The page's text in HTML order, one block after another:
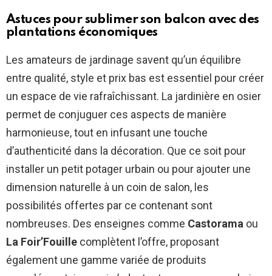
Astuces pour sublimer son balcon avec des
plantations économiques
Les amateurs de jardinage savent qu’un équilibre
entre qualité, style et prix bas est essentiel pour créer
un espace de vie rafraîchissant. La jardinière en osier
permet de conjuguer ces aspects de manière
harmonieuse, tout en infusant une touche
d’authenticité dans la décoration. Que ce soit pour
installer un petit potager urbain ou pour ajouter une
dimension naturelle à un coin de salon, les
possibilités offertes par ce contenant sont
nombreuses. Des enseignes comme Castorama ou
La Foir’Fouille complètent l’offre, proposant
également une gamme variée de produits